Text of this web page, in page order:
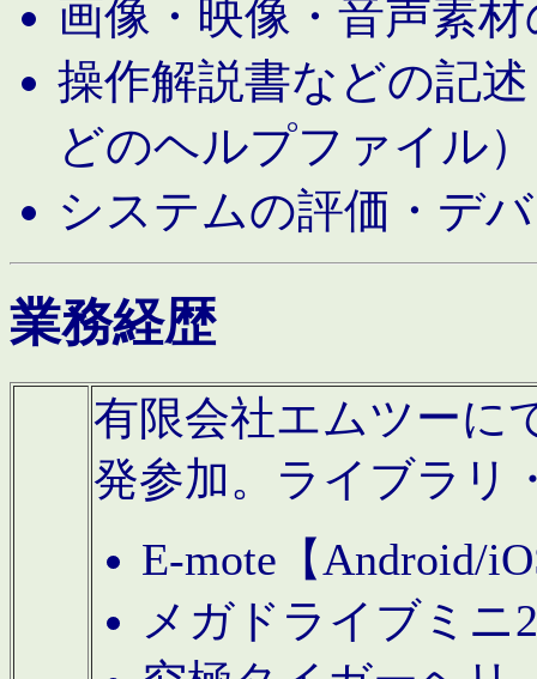
画像・映像・音声素
操作解説書などの記
どのヘルプファイル）
システムの評価・デ
業務経歴
有限会社エムツーに
発参加。ライブラリ
E-mote【Android/
メガドライブミニ